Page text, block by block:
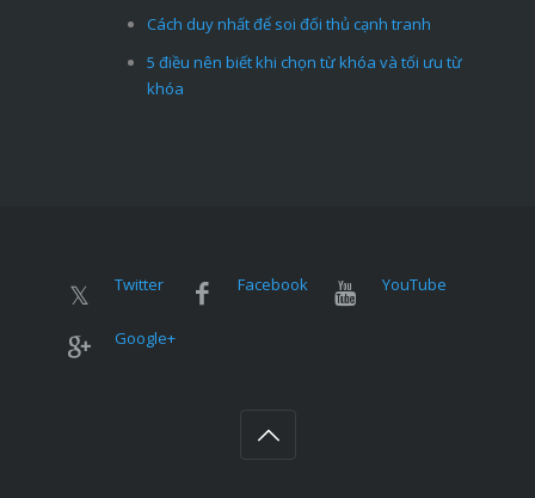
Cách duy nhất để soi đối thủ cạnh tranh
5 điều nên biết khi chọn từ khóa và tối ưu từ
khóa
Twitter Facebook YouTube
Google+